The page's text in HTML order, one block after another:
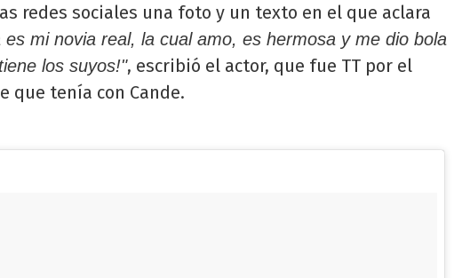
redes sociales una foto y un texto en el que aclara
es mi novia real, la cual amo, es hermosa y me dio bola
los suyos!", escribió el actor, que fue TT por el
que tenía con Cande.